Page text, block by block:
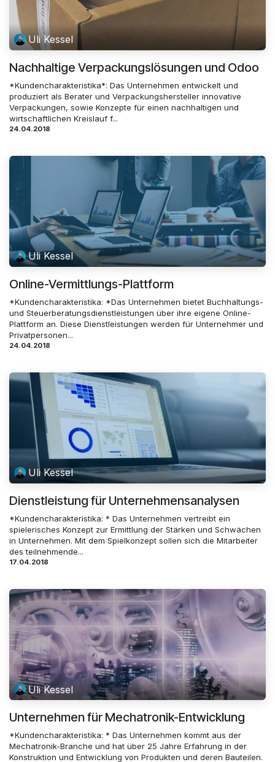
Uli Kessel
Nachhaltige Verpackungslösungen und Odoo
*Kundencharakteristika*: Das Unternehmen entwickelt und
produziert als Berater und Verpackungshersteller innovative
Verpackungen, sowie Konzepte für einen nachhaltigen und
wirtschaftlichen Kreislauf f...
24.04.2018
Uli Kessel
Online-Vermittlungs-Plattform
*Kundencharakteristika: *Das Unternehmen bietet Buchhaltungs-
und Steuerberatungsdienstleistungen über ihre eigene Online-
Plattform an. Diese Dienstleistungen werden für Unternehmer und
Privatpersonen...
24.04.2018
Uli Kessel
Dienstleistung für Unternehmensanalysen
*Kundencharakteristika: * Das Unternehmen vertreibt ein
spielerisches Konzept zur Ermittlung der Stärken und Schwächen
in Unternehmen. Mit dem Spielkonzept sollen sich die Mitarbeiter
des teilnehmende...
17.04.2018
Uli Kessel
Unternehmen für Mechatronik-Entwicklung
*Kundencharakteristika: * Das Unternehmen kommt aus der
Mechatronik-Branche und hat über 25 Jahre Erfahrung in der
Konstruktion und Entwicklung von Produkten und deren Bauteilen.